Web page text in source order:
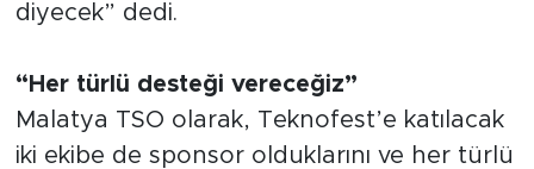
diyecek” dedi.
“Her türlü desteği vereceğiz”
Malatya TSO olarak, Teknofest’e katılacak
iki ekibe de sponsor olduklarını ve her türlü